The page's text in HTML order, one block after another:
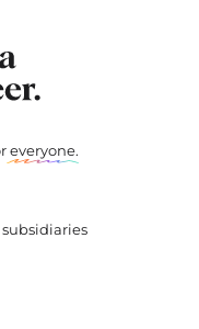
everyone.